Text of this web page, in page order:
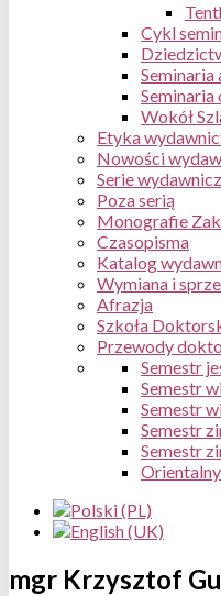
Cykl
Wokół
Etyka
Nowości
Serie
Poza serią
Monografie
Czasopisma
Katalog
Wymiana i
Afrazja
Szkoła
Przewody
Semestr
Semestr
Semestr
Semestr
Semestr
mgr Krzysztof